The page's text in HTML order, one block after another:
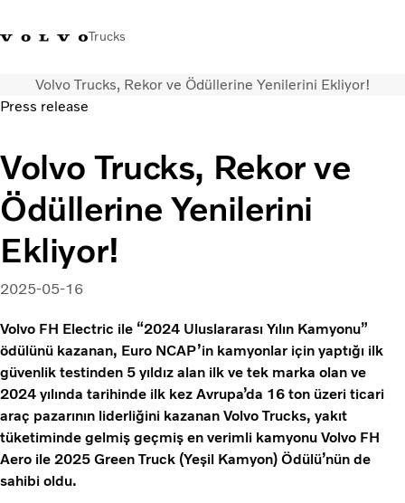
Trucks
+4448586Volvo Trucks Mağazası Oturum açınTürkiye
Taşımacılık çözümleri
Kamyonlar
Hizmetler
Bayi arama
Haberler
Hakkımızda
Bize Ulaşın
Volvo Trucks, Rekor ve Ödüllerine Yenilerini Ekliyor!
Press release
Volvo Trucks, Rekor ve
Ödüllerine Yenilerini
Ekliyor!
2025-05-16
Volvo FH Electric ile “2024 Uluslararası Yılın Kamyonu”
ödülünü kazanan, Euro NCAP’in kamyonlar için yaptığı ilk
güvenlik testinden 5 yıldız alan ilk ve tek marka olan ve
2024 yılında tarihinde ilk kez Avrupa’da 16 ton üzeri ticari
araç pazarının liderliğini kazanan Volvo Trucks, yakıt
tüketiminde gelmiş geçmiş en verimli kamyonu Volvo FH
Aero ile 2025 Green Truck (Yeşil Kamyon) Ödülü’nün de
sahibi oldu.